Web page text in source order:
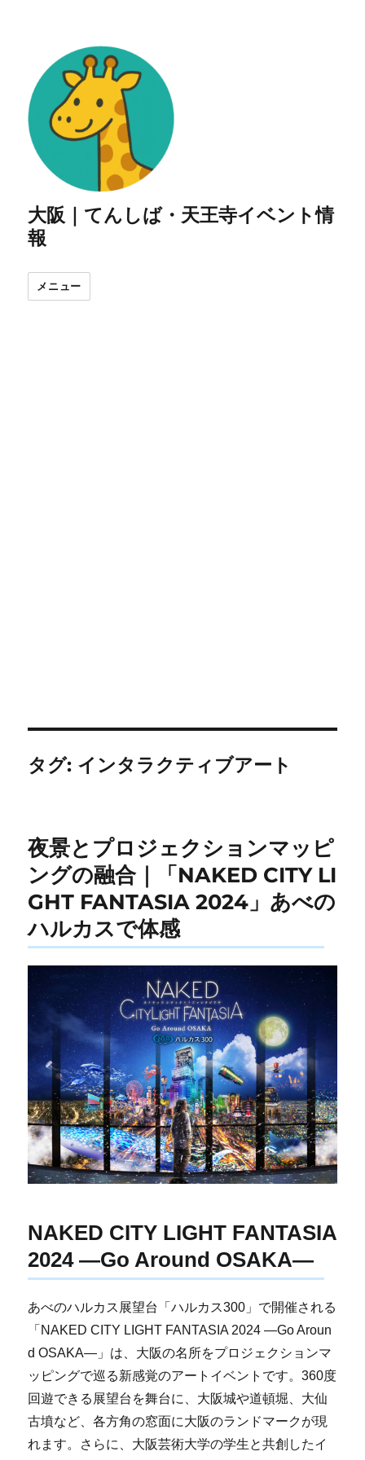
大阪｜てんしば・天王寺イベント情
報
メニュー
タグ: インタラクティブアート
夜景とプロジェクションマッピ
ングの融合｜「NAKED CITY LI
GHT FANTASIA 2024」あべの
ハルカスで体感
NAKED CITY LIGHT FANTASIA
2024 ―Go Around OSAKA―
あべのハルカス展望台「ハルカス300」で開催される
「NAKED CITY LIGHT FANTASIA 2024 ―Go Aroun
d OSAKA―」は、大阪の名所をプロジェクションマ
ッピングで巡る新感覚のアートイベントです。360度
回遊できる展望台を舞台に、大阪城や道頓堀、大仙
古墳など、各方角の窓面に大阪のランドマークが現
れます。さらに、大阪芸術大学の学生と共創したイ